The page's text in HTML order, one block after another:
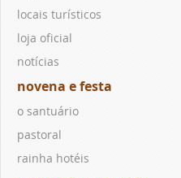
locais turísticos
loja oficial
notícias
novena e festa
o santuário
pastoral
rainha hotéis